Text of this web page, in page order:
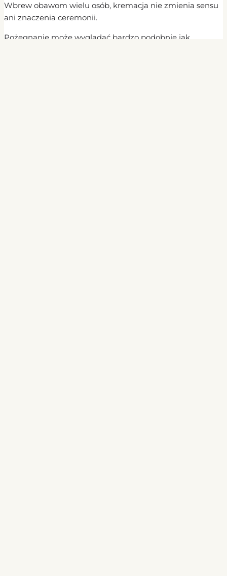
Wbrew obawom wielu osób, kremacja nie zmienia sensu
ani znaczenia ceremonii.
Pożegnanie może wyglądać bardzo podobnie jak